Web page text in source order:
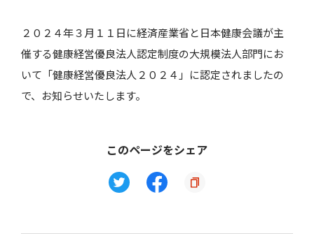
２０２４年３月１１日に経済産業省と日本健康会議が主
催する健康経営優良法人認定制度の大規模法人部門にお
いて「健康経営優良法人２０２４」に認定されましたの
で、お知らせいたします。
このページをシェア